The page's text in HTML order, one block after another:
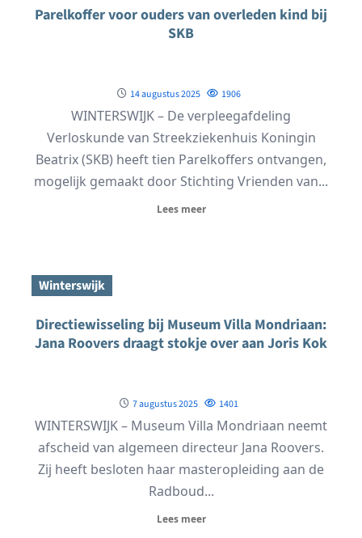
Parelkoffer voor ouders van overleden kind bij
SKB
14 augustus 2025 1906
WINTERSWIJK – De verpleegafdeling
Verloskunde van Streekziekenhuis Koningin
Beatrix (SKB) heeft tien Parelkoffers ontvangen,
mogelijk gemaakt door Stichting Vrienden van...
Lees meer
Winterswijk
Directiewisseling bij Museum Villa Mondriaan:
Jana Roovers draagt stokje over aan Joris Kok
7 augustus 2025 1401
WINTERSWIJK – Museum Villa Mondriaan neemt
afscheid van algemeen directeur Jana Roovers.
Zij heeft besloten haar masteropleiding aan de
Radboud...
Lees meer